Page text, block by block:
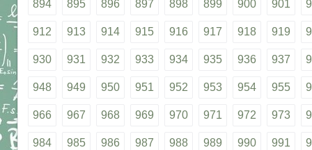
894 895 896 897 898 899 900 901
912 913 914 915 916 917 918 919
930 931 932 933 934 935 936 937
948 949 950 951 952 953 954 955
966 967 968 969 970 971 972 973
984 985 986 987 988 989 990 991